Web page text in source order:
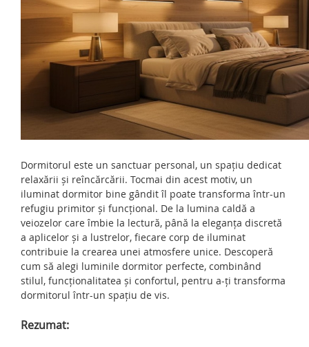
Dormitorul este un sanctuar personal, un spațiu dedicat
relaxării și reîncărcării. Tocmai din acest motiv, un
iluminat dormitor bine gândit îl poate transforma într-un
refugiu primitor și funcțional. De la lumina caldă a
veiozelor care îmbie la lectură, până la eleganța discretă
a aplicelor și a lustrelor, fiecare corp de iluminat
contribuie la crearea unei atmosfere unice. Descoperă
cum să alegi luminile dormitor perfecte, combinând
stilul, funcționalitatea și confortul, pentru a-ți transforma
dormitorul într-un spațiu de vis.
Rezumat: